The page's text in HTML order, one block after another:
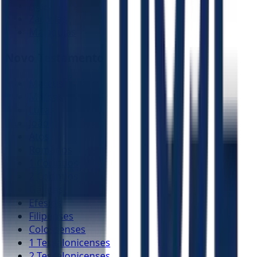
Efésios
Filipenses
Colossenses
1 Tessalonicenses